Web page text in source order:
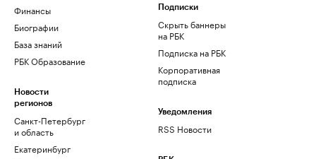
Финансы
Биографии
База знаний
РБК Образование
Новости
регионов
Санкт-Петербург
и область
Екатеринбург
Подписки
Скрыть баннеры
на РБК
Подписка на РБК
Корпоративная
подписка
Уведомления
RSS Новости